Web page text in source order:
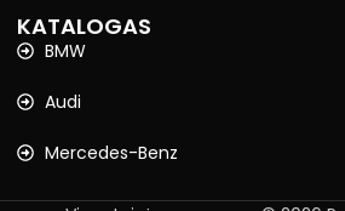
KATALOGAS
BMW
Audi
Mercedes-Benz